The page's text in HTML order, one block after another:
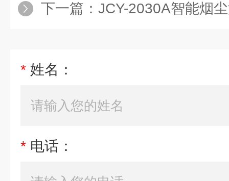
下一篇： JCY-2030A智能烟
* 姓名：
* 电话：